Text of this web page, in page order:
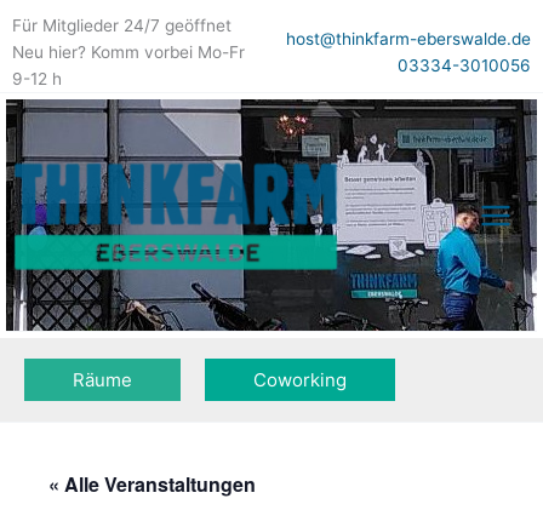
Für Mitglieder 24/7 geöffnet
Neu hier? Komm vorbei Mo-Fr
9-12 h
host@thinkfarm-eberswalde.de
03334-3010056
Räume Coworking
« Alle Veranstaltungen